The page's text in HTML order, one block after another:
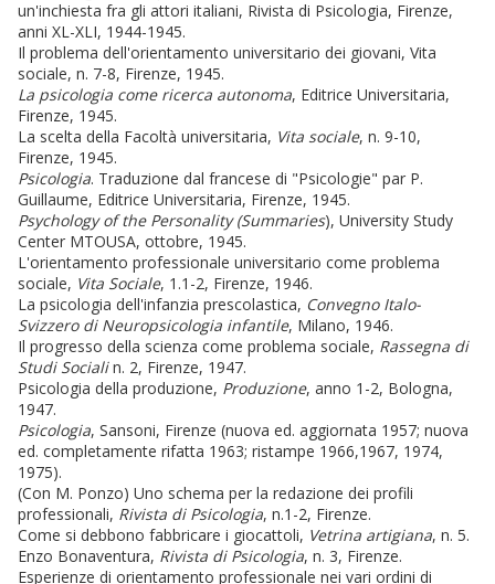
un'inchiesta fra gli attori italiani, Rivista di Psicologia, Firenze,
anni XL-XLI, 1944-1945.
Il problema dell'orientamento universitario dei giovani, Vita
sociale, n. 7-8, Firenze, 1945.
La psicologia come ricerca autonoma, Editrice Universitaria,
Firenze, 1945.
La scelta della Facoltà universitaria, Vita sociale, n. 9-10,
Firenze, 1945.
Psicologia. Traduzione dal francese di "Psicologie" par P.
Guillaume, Editrice Universitaria, Firenze, 1945.
Psychology of the Personality (Summaries), University Study
Center MTOUSA, ottobre, 1945.
L'orientamento professionale universitario come problema
sociale, Vita Sociale, 1.1-2, Firenze, 1946.
La psicologia dell'infanzia prescolastica, Convegno Italo-
Svizzero di Neuropsicologia infantile, Milano, 1946.
Il progresso della scienza come problema sociale, Rassegna di
Studi Socialin. 2, Firenze, 1947.
Psicologia della produzione, Produzione, anno 1-2, Bologna,
1947.
Psicologia, Sansoni, Firenze (nuova ed. aggiornata 1957; nuova
ed. completamente rifatta 1963; ristampe 1966,1967, 1974,
1975).
(Con M. Ponzo) Uno schema per la redazione dei profili
professionali, Rivista di Psicologia, n.1-2, Firenze.
Come si debbono fabbricare i giocattoli, Vetrina artigiana, n. 5.
Enzo Bonaventura, Rivista di Psicologia, n. 3, Firenze.
Esperienze di orientamento professionale nei vari ordini di